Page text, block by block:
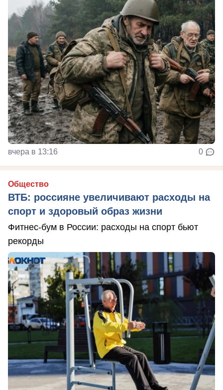
вчера в 13:16 0
Общество
ВТБ: россияне увеличивают расходы на
спорт и здоровый образ жизни
Фитнес-бум в России: расходы на спорт бьют
рекорды